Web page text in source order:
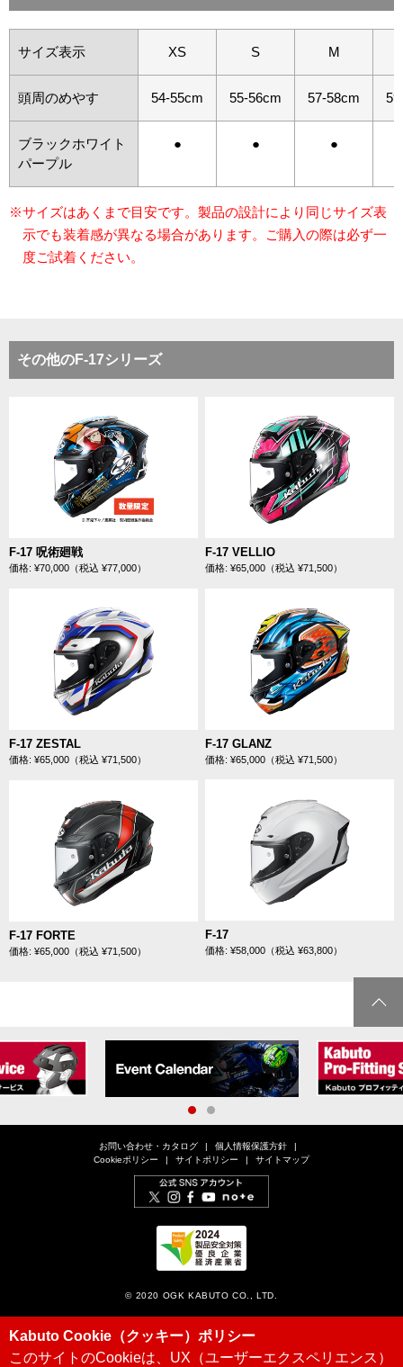
サイズ表示 XS S M
頭周のめやす 54-55cm 55-56cm 57-58cm
ブラックホワイト
パープル
● ● ●
※サイズはあくまで目安です。製品の設計により同じサイズ表
示でも装着感が異なる場合があります。ご購入の際は必ず一
度ご試着ください。
その他のF-17シリーズ
F-17 呪術廻戦
価格: ¥70,000（税込 ¥77,000）
F-17 VELLIO
価格: ¥65,000（税込 ¥71,500）
F-17 ZESTAL
価格: ¥65,000（税込 ¥71,500）
F-17 GLANZ
価格: ¥65,000（税込 ¥71,500）
F-17 FORTE
価格: ¥65,000（税込 ¥71,500）
F-17
価格: ¥58,000（税込 ¥63,800）
1
お問い合わせ・カタログ
個人情報保護方針
Cookieポリシー
サイトポリシー サイトマップ
© 2020 OGK KABUTO CO., LTD.
Kabuto Cookie（クッキー）ポリシー
このサイトのCookieは、UX（ユーザーエクスペリエンス）